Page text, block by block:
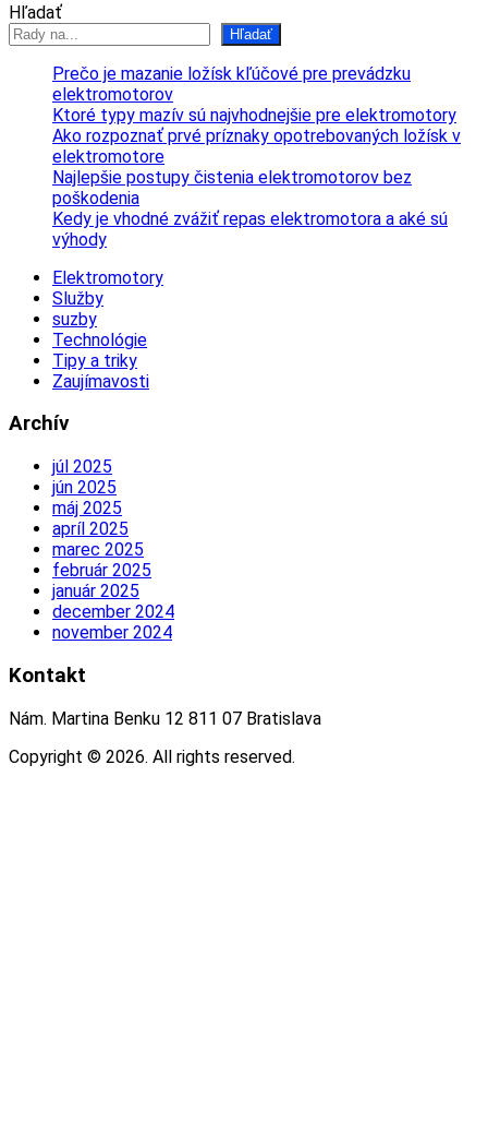
Hľadať
Hľadať
Prečo je mazanie ložísk kľúčové pre prevádzku
elektromotorov
Ktoré typy mazív sú najvhodnejšie pre elektromotory
Ako rozpoznať prvé príznaky opotrebovaných ložísk v
elektromotore
Najlepšie postupy čistenia elektromotorov bez
poškodenia
Kedy je vhodné zvážiť repas elektromotora a aké sú
výhody
Elektromotory
Služby
suzby
Technológie
Tipy a triky
Zaujímavosti
Archív
júl 2025
jún 2025
máj 2025
apríl 2025
marec 2025
február 2025
január 2025
december 2024
november 2024
Kontakt
Nám. Martina Benku 12 811 07 Bratislava
Copyright © 2026. All rights reserved.